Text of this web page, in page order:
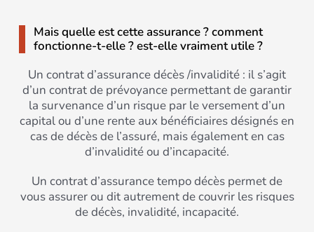
Mais quelle est cette assurance ? comment
fonctionne-t-elle ? est-elle vraiment utile ?
Un contrat d’assurance décès /invalidité : il s’agit
d’un contrat de prévoyance permettant de garantir
la survenance d’un risque par le versement d’un
capital ou d’une rente aux bénéficiaires désignés en
cas de décès de l’assuré, mais également en cas
d’invalidité ou d’incapacité.
Un contrat d’assurance tempo décès permet de
vous assurer ou dit autrement de couvrir les risques
de décès, invalidité, incapacité.